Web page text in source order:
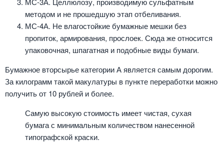
методом и не прошедшую этап отбеливания.
МС-4А. Не влагостойкие бумажные мешки без
пропиток, армирования, прослоек. Сюда же относится
упаковочная, шпагатная и подобные виды бумаги.
Бумажное вторсырье категории А является самым дорогим.
За килограмм такой макулатуры в пункте переработки можно
получить от 10 рублей и более.
Самую высокую стоимость имеет чистая, сухая
бумага с минимальным количеством нанесенной
типографской краски.